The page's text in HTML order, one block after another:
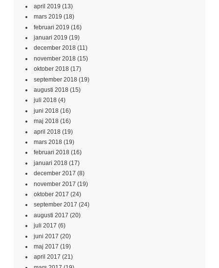
april 2019 (13)
mars 2019 (18)
februari 2019 (16)
januari 2019 (19)
december 2018 (11)
november 2018 (15)
oktober 2018 (17)
september 2018 (19)
augusti 2018 (15)
juli 2018 (4)
juni 2018 (16)
maj 2018 (16)
april 2018 (19)
mars 2018 (19)
februari 2018 (16)
januari 2018 (17)
december 2017 (8)
november 2017 (19)
oktober 2017 (24)
september 2017 (24)
augusti 2017 (20)
juli 2017 (6)
juni 2017 (20)
maj 2017 (19)
april 2017 (21)